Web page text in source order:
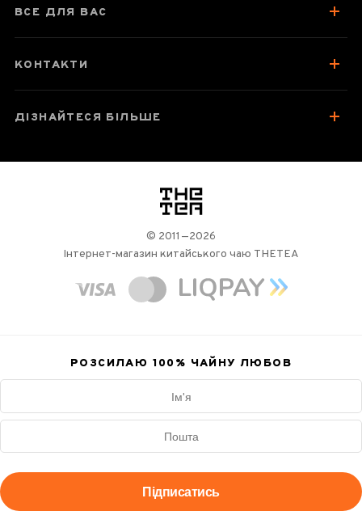
Посуд для заварювання
Зберігання та упаковка
Найкраще для чаювання
Відгуки чаєманів
ВСЕ ДЛЯ ВАС
КОНТАКТИ
ДІЗНАЙТЕСЯ БІЛЬШЕ
логотип
© 2011—2026
Інтернет-магазин китайського чаю THETEA
РОЗСИЛАЮ 100% ЧАЙНУ ЛЮБОВ
Підписатись